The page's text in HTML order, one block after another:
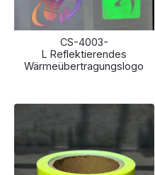
CS-4003-
L Reflektierendes
Wärmeübertragungslogo